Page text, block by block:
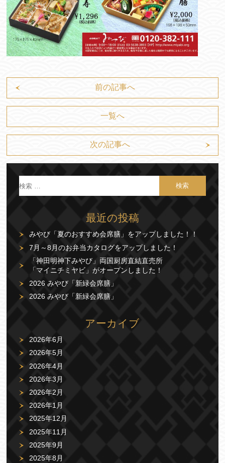
前の記事へ
一覧へ
次の記事へ
最近の投稿
みやび「夏のおすすめ会席膳」をアップしました！！
7月～8月のお弁当カタログをアップしました！
「神田明神下みやび」両国厨房直結直売所
「マイニチミヤビ」がオープンしました！
2026 みやび「新緑会席膳」
2026 みやび「新緑会席膳」
アーカイブ
2026年6月
2026年5月
2026年4月
2026年3月
2026年2月
2026年1月
2025年12月
2025年11月
2025年9月
2025年8月